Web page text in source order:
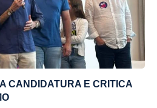
CANDIDATURA E CRITICA